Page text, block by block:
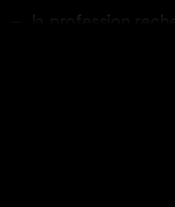
la profession
le lieu d’exercice